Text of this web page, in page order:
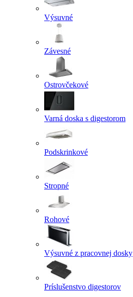
Výsuvné
Závesné
Ostrovčekové
Varná doska s digestorom
Podskrinkové
Stropné
Rohové
Výsuvné z pracovnej dosky
Príslušenstvo digestorov